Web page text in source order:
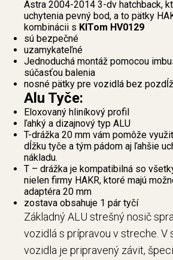
Astra 2004-2014 3-dv hatchback,
uchytenia pevný bod, a to pätky
kombinácii s KITom HV0129
sú bezpečné
uzamykateľné
Jednoduchá montáž pomocou
súčasťou balenia
nosné pätky pre vozidlá bez
Alu Tyče:
Eloxovaný hliníkový profil
ľahký a dizajnový typ ALU
T-drážka 20 mm vám pomôže
dĺžku tyče a tým pádom aj ľahšie
nákladu.
T – drážka je kompatibilná so
nielen firmy HAKR, ktoré majú
adaptéra 20 mm
zostava obsahuje 1 pár tyčí
Základný ALU strešný nosič
vozidlá s prípravou v streche. V
vozidla je pripravený závit,